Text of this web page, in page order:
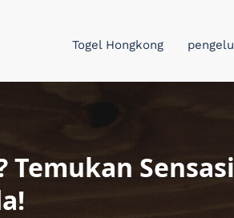
Togel Hongkong
Temukan Sensasi